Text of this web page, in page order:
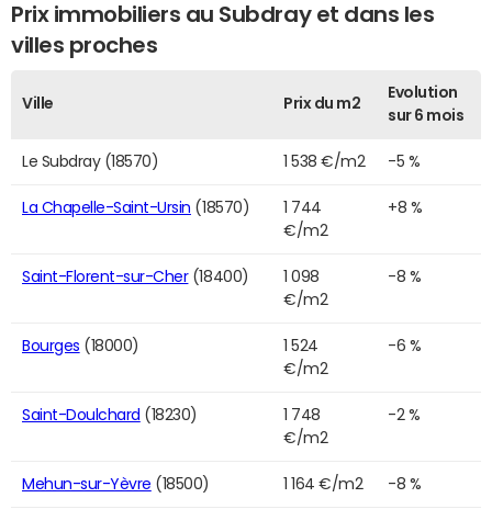
Prix immobiliers au Subdray et dans les
villes proches
Ville Prix du m2
Evolution
sur 6 mois
Le Subdray (18570) 1 538 €/m2 -5 %
La Chapelle-Saint-Ursin (18570)
1 744
€/m2
+8 %
Saint-Florent-sur-Cher(18400)
1 098
€/m2
-8 %
Bourges (18000)
1 524
€/m2
-6 %
Saint-Doulchard (18230)
1 748
€/m2
-2 %
Mehun-sur-Yèvre (18500) 1 164 €/m2 -8 %